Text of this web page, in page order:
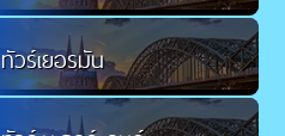
ทัวร์เยอรมัน